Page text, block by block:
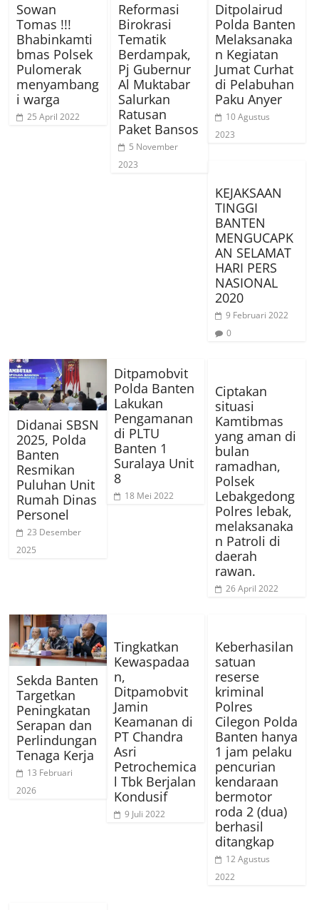
Sowan
Tomas !!!
Bhabinkamti
bmas Polsek
Pulomerak
menyambang
i warga
25 April 2022
Reformasi
Birokrasi
Tematik
Berdampak,
Pj Gubernur
Al Muktabar
Salurkan
Ratusan
Paket Bansos
5 November
2023
Ditpolairud
Polda Banten
Melaksanaka
n Kegiatan
Jumat Curhat
di Pelabuhan
Paku Anyer
10 Agustus
2023
KEJAKSAAN
TINGGI
BANTEN
MENGUCAPK
AN SELAMAT
HARI PERS
NASIONAL
2020
9 Februari 2022
0
Didanai SBSN
2025, Polda
Banten
Resmikan
Puluhan Unit
Rumah Dinas
Personel
23 Desember
2025
Ditpamobvit
Polda Banten
Lakukan
Pengamanan
di PLTU
Banten 1
Suralaya Unit
8
18 Mei 2022
Ciptakan
situasi
Kamtibmas
yang aman di
bulan
ramadhan,
Polsek
Lebakgedong
Polres lebak,
melaksanaka
n Patroli di
daerah
rawan.
26 April 2022
Sekda Banten
Targetkan
Peningkatan
Serapan dan
Perlindungan
Tenaga Kerja
13 Februari
2026
Tingkatkan
Kewaspadaa
n,
Ditpamobvit
Jamin
Keamanan di
PT Chandra
Asri
Petrochemica
l Tbk Berjalan
Kondusif
9 Juli 2022
Keberhasilan
satuan
reserse
kriminal
Polres
Cilegon Polda
Banten hanya
1 jam pelaku
pencurian
kendaraan
bermotor
roda 2 (dua)
berhasil
ditangkap
12 Agustus
2022